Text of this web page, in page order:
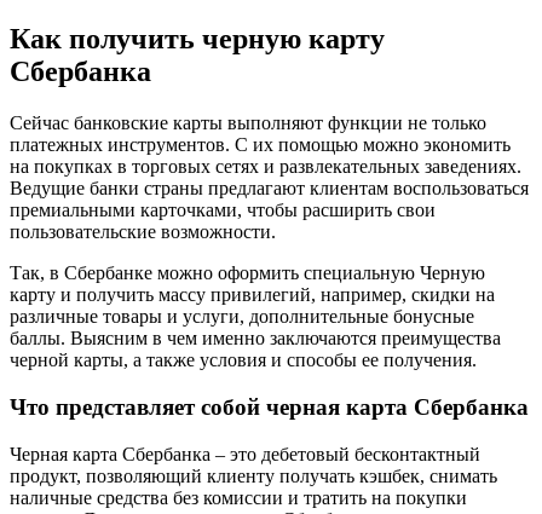
Как получить черную карту
Сбербанка
Сейчас банковские карты выполняют функции не только
платежных инструментов. С их помощью можно экономить
на покупках в торговых сетях и развлекательных заведениях.
Ведущие банки страны предлагают клиентам воспользоваться
премиальными карточками, чтобы расширить свои
пользовательские возможности.
Так, в Сбербанке можно оформить специальную Черную
карту и получить массу привилегий, например, скидки на
различные товары и услуги, дополнительные бонусные
баллы. Выясним в чем именно заключаются преимущества
черной карты, а также условия и способы ее получения.
Что представляет собой черная карта Сбербанка
Черная карта Сбербанка – это дебетовый бесконтактный
продукт, позволяющий клиенту получать кэшбек, снимать
наличные средства без комиссии и тратить на покупки